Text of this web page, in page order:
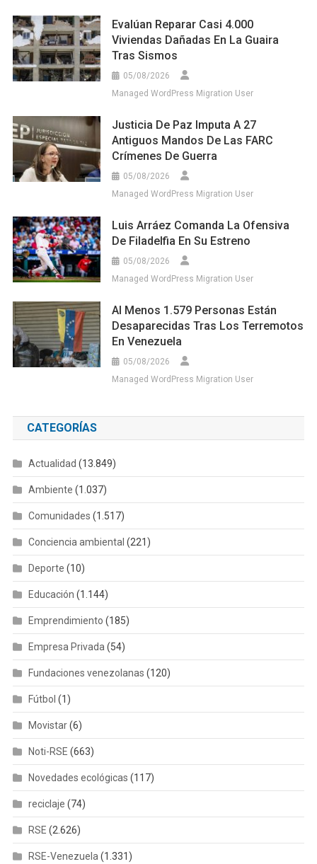
Evalúan Reparar Casi 4.000
Viviendas Dañadas En La Guaira
Tras Sismos
05/08/2026
Managed WordPress Migration User
Justicia De Paz Imputa A 27
Antiguos Mandos De Las FARC
Crímenes De Guerra
05/08/2026
Managed WordPress Migration User
Luis Arráez Comanda La Ofensiva
De Filadelfia En Su Estreno
05/08/2026
Managed WordPress Migration User
Al Menos 1.579 Personas Están
Desaparecidas Tras Los Terremotos
En Venezuela
05/08/2026
Managed WordPress Migration User
CATEGORÍAS
Actualidad (13.849)
Ambiente (1.037)
Comunidades (1.517)
Conciencia ambiental (221)
Deporte (10)
Educación (1.144)
Emprendimiento (185)
Empresa Privada (54)
Fundaciones venezolanas (120)
Fútbol (1)
Movistar(6)
Noti-RSE (663)
Novedades ecológicas (117)
reciclaje (74)
RSE (2.626)
RSE-Venezuela (1.331)